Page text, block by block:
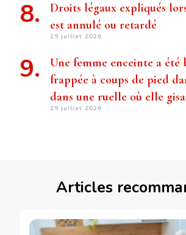
Droits légaux expliqués
est annulé ou retardé
29 juillet 2026
Une femme enceinte a
frappée à coups de pied
dans une ruelle où elle
29 juillet 2026
Articles